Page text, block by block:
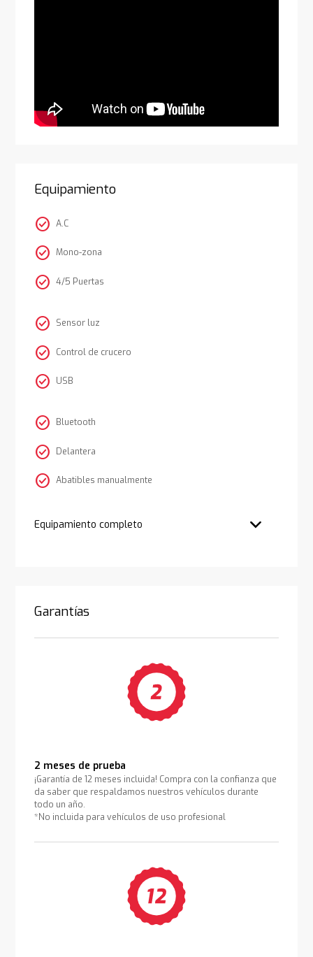
Equipamiento
check_circle A.C
check_circle Mono-zona
check_circle 4/5 Puertas
check_circle Sensor luz
check_circle Control de crucero
check_circle USB
check_circle Bluetooth
check_circle Delantera
check_circle Abatibles manualmente
Equipamiento completo
Garantías
2 meses de prueba
¡Garantía de 12 meses incluida! Compra con la confianza que
da saber que respaldamos nuestros vehículos durante
todo un año.
*No incluida para vehículos de uso profesional